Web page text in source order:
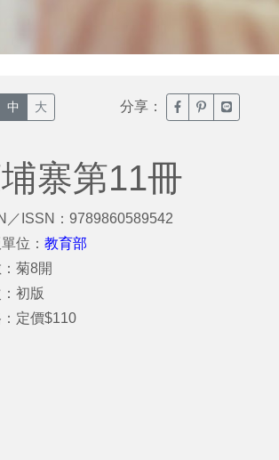
中 大 分享： 臉書分享(另開新
噗浪分享(另
Line分
寨第11冊
／ISSN：9789860589542
位：教育部
菊8開
初版
定價$110